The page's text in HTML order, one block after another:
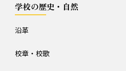
給食
学校の歴史・自然
沿革
校章・校歌